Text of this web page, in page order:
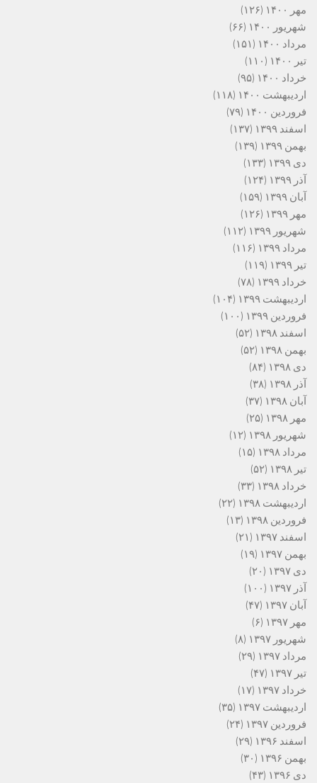
مهر ۱۴۰۰
(۱۲۶)
شهریور ۱۴۰۰
(۶۶)
مرداد ۱۴۰۰
(۱۵۱)
تیر ۱۴۰۰
(۱۱۰)
خرداد ۱۴۰۰
(۹۵)
اردیبهشت ۱۴۰۰
(۱۱۸)
فروردین ۱۴۰۰
(۷۹)
اسفند ۱۳۹۹
(۱۳۷)
بهمن ۱۳۹۹
(۱۳۹)
دی ۱۳۹۹
(۱۳۳)
آذر ۱۳۹۹
(۱۲۴)
آبان ۱۳۹۹
(۱۵۹)
مهر ۱۳۹۹
(۱۲۶)
شهریور ۱۳۹۹
(۱۱۲)
مرداد ۱۳۹۹
(۱۱۶)
تیر ۱۳۹۹
(۱۱۹)
خرداد ۱۳۹۹
(۷۸)
اردیبهشت ۱۳۹۹
(۱۰۴)
فروردین ۱۳۹۹
(۱۰۰)
اسفند ۱۳۹۸
(۵۲)
بهمن ۱۳۹۸
(۵۲)
دی ۱۳۹۸
(۸۴)
آذر ۱۳۹۸
(۳۸)
آبان ۱۳۹۸
(۳۷)
مهر ۱۳۹۸
(۲۵)
شهریور ۱۳۹۸
(۱۲)
مرداد ۱۳۹۸
(۱۵)
تیر ۱۳۹۸
(۵۲)
خرداد ۱۳۹۸
(۳۳)
اردیبهشت ۱۳۹۸
(۲۲)
فروردین ۱۳۹۸
(۱۳)
اسفند ۱۳۹۷
(۲۱)
بهمن ۱۳۹۷
(۱۹)
دی ۱۳۹۷
(۲۰)
آذر ۱۳۹۷
(۱۰۰)
آبان ۱۳۹۷
(۴۷)
مهر ۱۳۹۷
(۶)
شهریور ۱۳۹۷
(۸)
مرداد ۱۳۹۷
(۲۹)
تیر ۱۳۹۷
(۴۷)
خرداد ۱۳۹۷
(۱۷)
اردیبهشت ۱۳۹۷
(۳۵)
فروردین ۱۳۹۷
(۲۴)
اسفند ۱۳۹۶
(۲۹)
بهمن ۱۳۹۶
(۳۰)
دی ۱۳۹۶
(۴۳)